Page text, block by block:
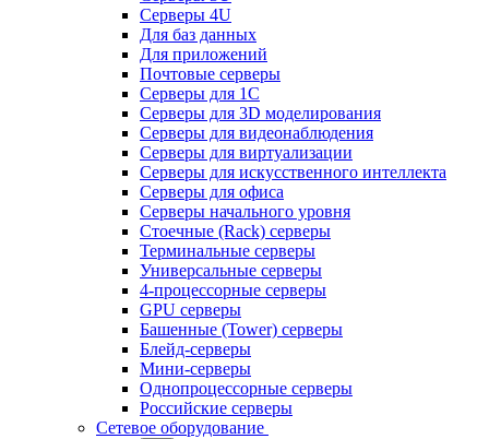
Серверы 4U
Для баз данных
Для приложений
Почтовые серверы
Серверы для 1С
Серверы для 3D моделирования
Серверы для видеонаблюдения
Серверы для виртуализации
Серверы для искусственного интеллекта
Серверы для офиса
Серверы начального уровня
Стоечные (Rack) серверы
Терминальные серверы
Универсальные серверы
4-процессорные серверы
GPU серверы
Башенные (Tower) серверы
Блейд-серверы
Мини-серверы
Однопроцессорные серверы
Российские серверы
Сетевое оборудование